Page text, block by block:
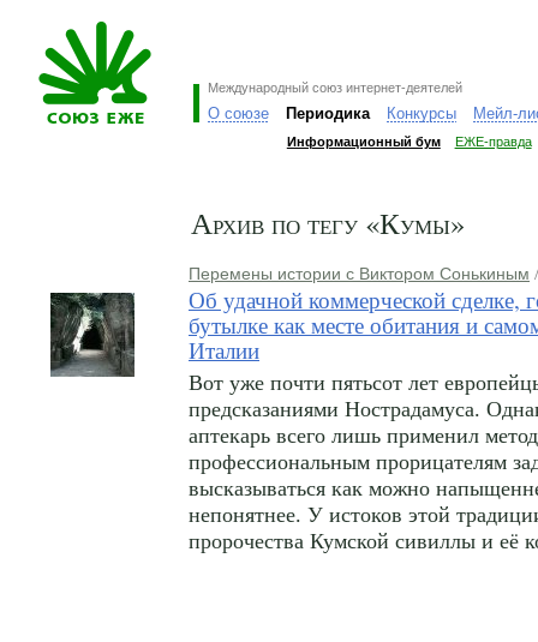
Международный союз интернет-деятелей
О союзе Периодика Конкурсы Мейл-
Информационный бум ЕЖЕ-правда
Архив по тегу «Кумы»
Перемены истории с Виктором Сонькиным
Об удачной коммерческой сделке,
бутылке как месте обитания и
Италии
Вот уже почти пятьсот лет
предсказаниями Нострадамуса.
аптекарь всего лишь применил
профессиональным прорицателям
высказываться как можно
непонятнее. У истоков этой
пророчества Кумской сивиллы и её